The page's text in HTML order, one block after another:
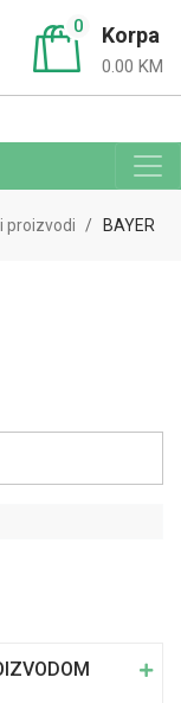
0 Korpa
0.00 KM
proizvodi BAYER